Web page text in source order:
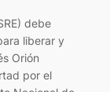
debe
liberar y
Orión
por el